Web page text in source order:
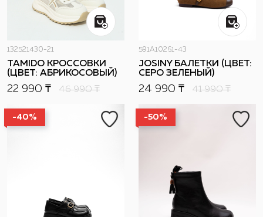
132521430-21
TAMIDO КРОССОВКИ
(ЦВЕТ: АБРИКОСОВЫЙ)
22 990 ₸ 46 990₸
591A10261-43
JOSINY БАЛЕТКИ (ЦВЕТ:
СЕРО ЗЕЛЕНЫЙ)
24 990 ₸ 41 990₸
-40% -50%